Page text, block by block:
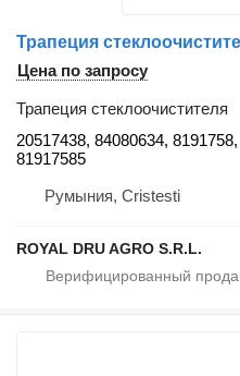
Цена по запросу
Трапеция стеклоочистителя
20517438, 84080634,
81917585
Румыния, Cristesti
ROYAL DRU AGRO S.R.L.